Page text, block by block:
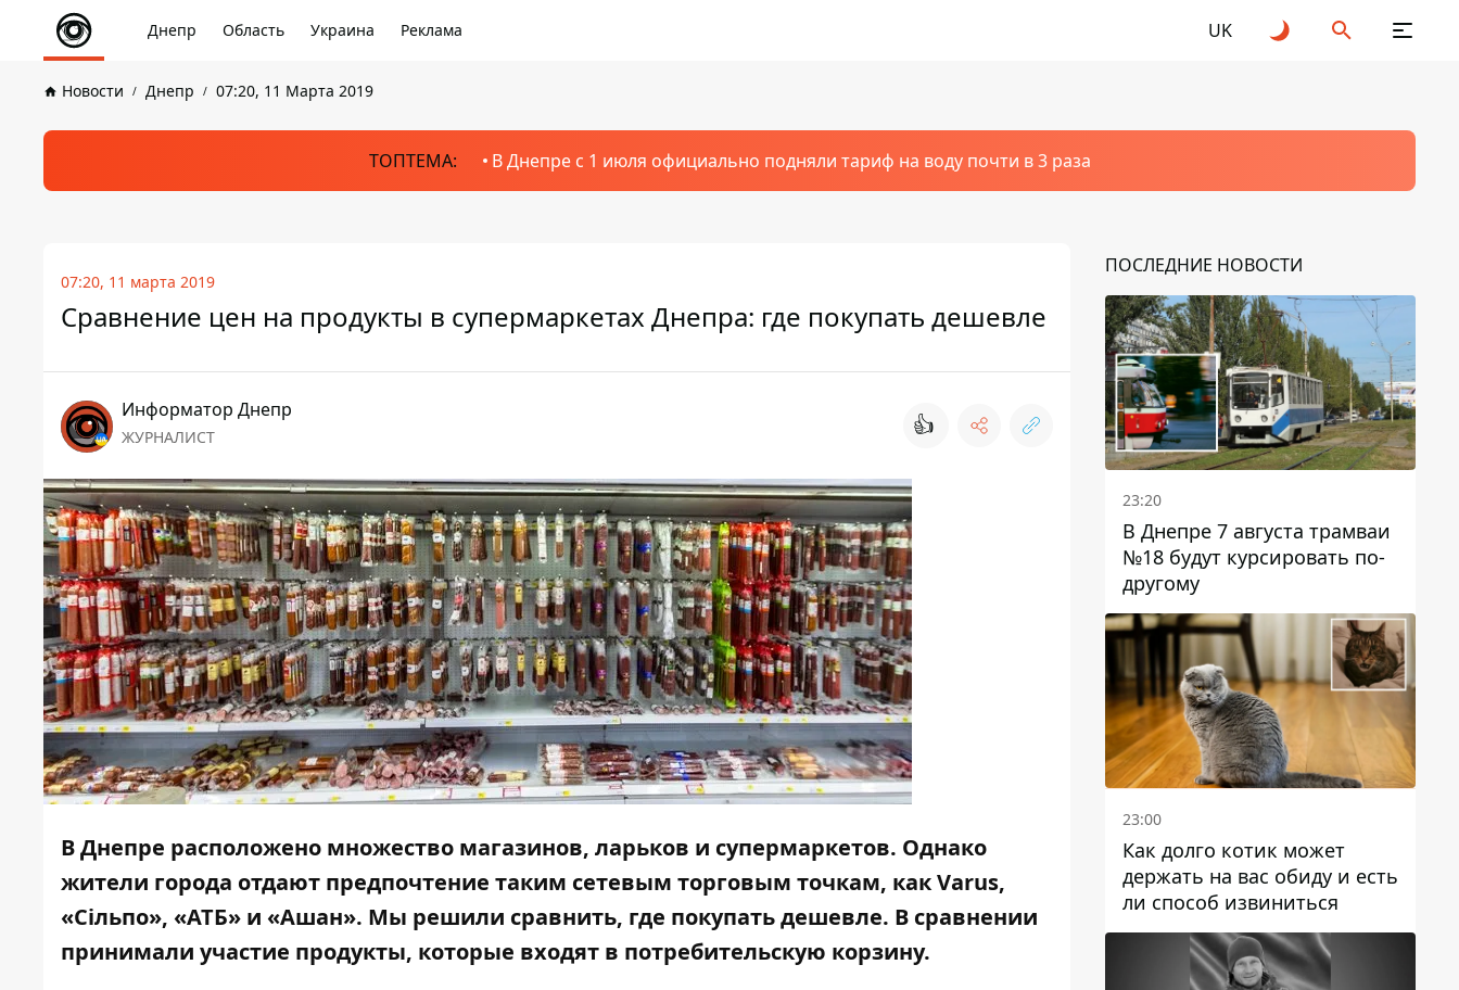
Днепр Область Украина Реклама UK
Новости Днепр 07:20, 11 Марта 2019
ТОПТЕМА: В Днепре с 1 июля официально подняли тариф на воду почти в 3 раза
07:20, 11 марта 2019
Сравнение цен на продукты в супермаркетах Днепра: где покупать дешевле
Информатор Днепр
ЖУРНАЛИСТ 👍
В Днепре расположено множество магазинов, ларьков и супермаркетов. Однако
жители города отдают предпочтение таким сетевым торговым точкам, как Varus,
«Сільпо», «АТБ» и «Ашан». Мы решили сравнить, где покупать дешевле. В сравнении
принимали участие продукты, которые входят в потребительскую корзину.
ПОСЛЕДНИЕ НОВОСТИ
23:20
В Днепре 7 августа трамваи
№18 будут курсировать по-
другому
23:00
Как долго котик может
держать на вас обиду и есть
ли способ извиниться